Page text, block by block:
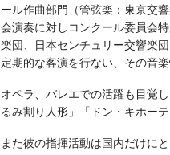
ール作曲部門（管弦楽：東京交
会演奏に対しコンクール委員会
楽団、日本センチュリー交響楽
定期的な客演を行ない、その音
オペラ、バレエでの活躍も目覚
るみ割り人形」「ドン・キホー
また彼の指揮活動は国内だけに